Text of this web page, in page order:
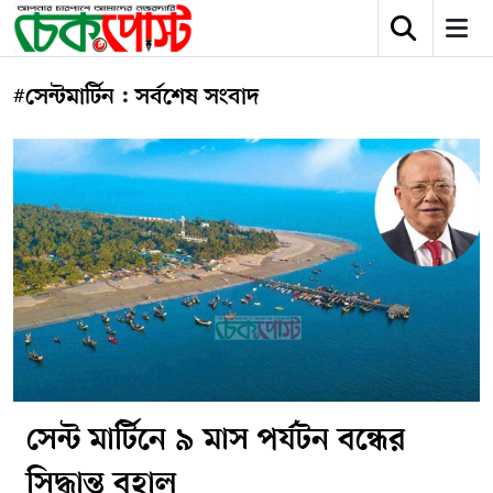
#সেন্টমার্টিন : সর্বশেষ সংবাদ
সেন্ট মার্টিনে ৯ মাস পর্যটন বন্ধের
সিদ্ধান্ত বহাল